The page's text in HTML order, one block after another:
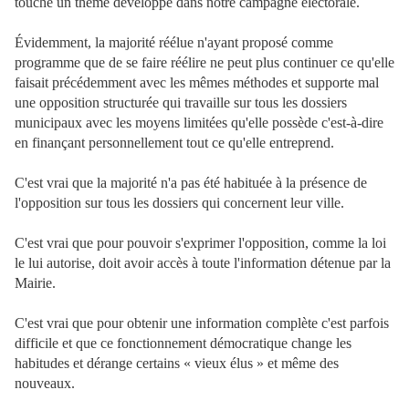
Évidemment, la majorité réélue n'ayant proposé comme
programme que de se faire réélire ne peut plus continuer ce qu'elle
faisait précédemment avec les mêmes méthodes et supporte mal
une opposition structurée qui travaille sur tous les dossiers
municipaux avec les moyens limitées qu'elle possède c'est-à-dire
en finançant personnellement tout ce qu'elle entreprend.
C'est vrai que la majorité n'a pas été habituée à la présence de
l'opposition sur tous les dossiers qui concernent leur ville.
C'est vrai que pour pouvoir s'exprimer l'opposition, comme la loi
le lui autorise, doit avoir accès à toute l'information détenue par la
Mairie.
C'est vrai que pour obtenir une information complète c'est parfois
difficile et que ce fonctionnement démocratique change les
habitudes et dérange certains « vieux élus » et même des
nouveaux.